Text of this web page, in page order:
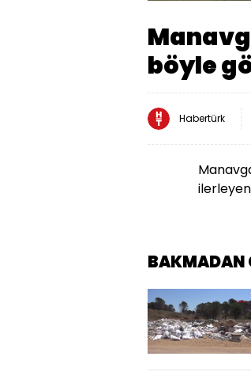
böyle
Habertürk
BAKMADAN